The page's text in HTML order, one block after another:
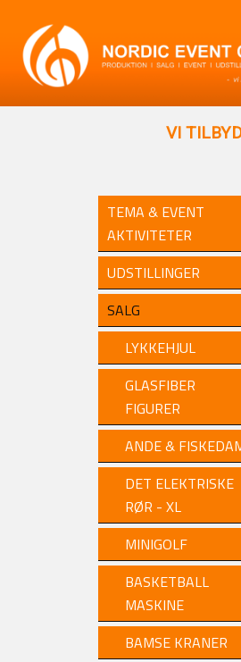
VI
TEMA & EVENT
AKTIVITETER
UDSTILLINGER
SALG
LYKKEHJUL
GLASFIBER
FIGURER
ANDE &
DET ELEKTRISKE
RØR - XL
MINIGOLF
BASKETBALL
MASKINE
BAMSE KRANER